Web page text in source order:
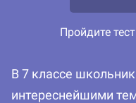
Пройдите
В 7 классе
интереснейшими